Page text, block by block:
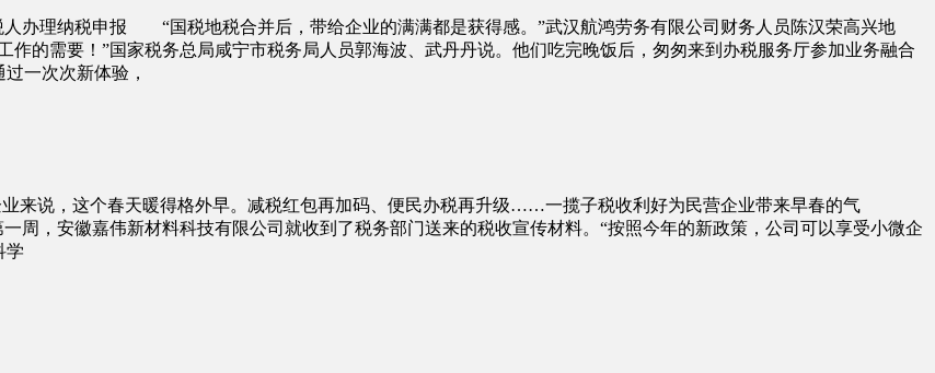
人办理纳税申报 “国税地税合并后，带给企业的满满都是获得感。”武汉航鸿劳务有限公司财务人员陈汉荣高兴地
需要！”国家税务总局咸宁市税务局人员郭海波、武丹丹说。他们吃完晚饭后，匆匆来到办税服务厅参加业务融合
一次次新体验，
来说，这个春天暖得格外早。减税红包再加码、便民办税再升级……一揽子税收利好为民营企业带来早春的气
安徽嘉伟新材料科技有限公司就收到了税务部门送来的税收宣传材料。“按照今年的新政策，公司可以享受小微企
学